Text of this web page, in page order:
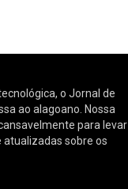
o Jornal de
ao alagoano. Nossa
para levar
sobre os